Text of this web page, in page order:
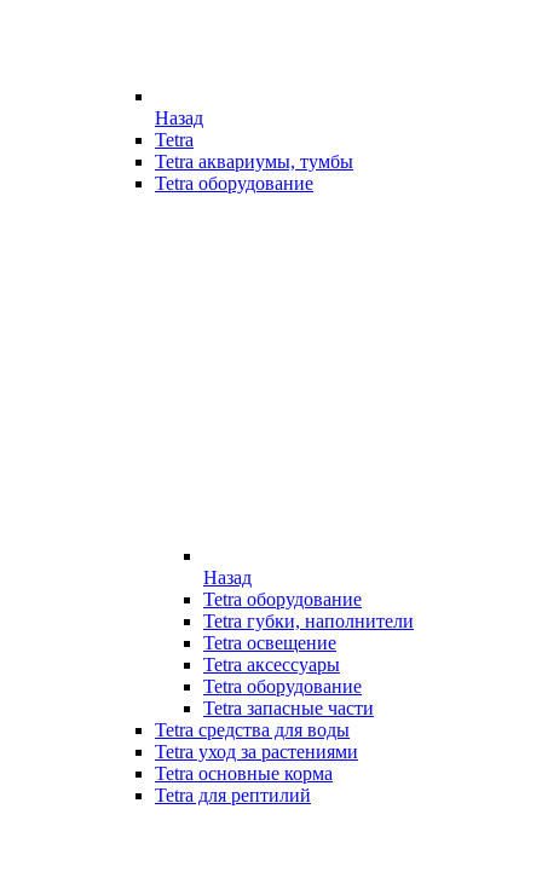
Назад
Tetra
Tetra аквариумы, тумбы
Tetra оборудование
Назад
Tetra оборудование
Tetra губки, наполнители
Tetra освещение
Tetra аксессуары
Tetra оборудование
Tetra запасные части
Tetra средства для воды
Tetra уход за растениями
Tetra основные корма
Tetra для рептилий